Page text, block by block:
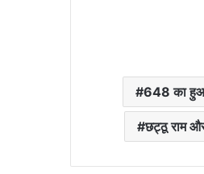
648 का हुआ
छट्ठू राम